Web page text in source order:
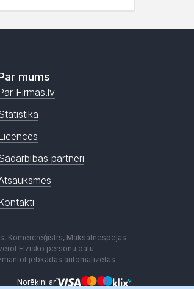
mums
Firmas.lv
partneri
Komercreģistrs, Maksātnespējas
Fizisko personu datu
jebkādas automatizētas
Norēķini ar